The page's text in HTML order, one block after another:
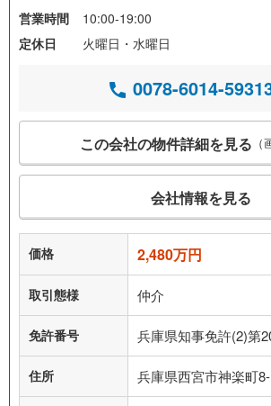
営業時間
10:00-19:00
定休日
火曜日・水曜日
0078-6014-
この会社の物件詳細を見る
会社情報を見る
価格 2,480万円
取引態様 仲介
免許番号 兵庫県知事免許(2)第
住所 兵庫県西宮市神楽町